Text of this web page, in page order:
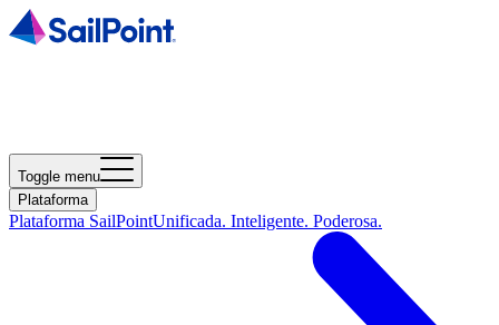
Toggle menu
Plataforma
Plataforma SailPointUnificada. Inteligente. Poderosa.